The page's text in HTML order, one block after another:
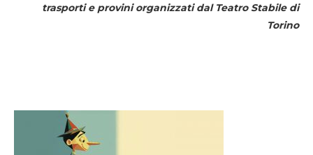
trasporti e provini organizzati dal Teatro Stabile di
Torino